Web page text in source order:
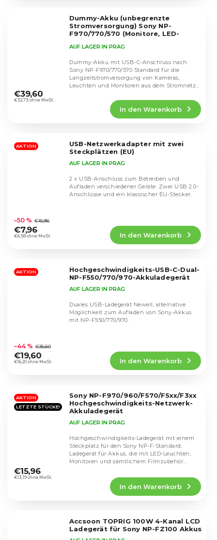
Dummy-Akku (unbegrenzte
Stromversorgung) Sony NP-
F970/770/570 (Monitore, LED-
durchschnittliche
Produktbewertung
Sternen.
AUF LAGER IN PRAG
€32,73 ohne MwSt.
€39,60
In den Warenkorb
Dummy-Akku mit USB-C-Anschluss nach
Sony NP-F970/770/570 Standard für die
Langzeitstromversorgung von Kameras,
Leuchten und Monitoren aus dem Stromnetz.
AKTION
USB-Netzwerkadapter mit zwei
Steckplätzen (EU)
durchschnittliche
Produktbewertung
ist
Sternen.
AUF LAGER IN PRAG
€6,58 ohne MwSt.
–50 % €15,96
€7,96
In den Warenkorb
2 x USB-Anschluss zum Betreiben und
Aufladen verschiedener Geräte. Zwei USB 2.0-
Anschlüsse und ein klassischer EU-Stecker.
AKTION
Hochgeschwindigkeits-USB-C-Dual-
NP-F550/770/970-Akkuladegerät
durchschnittliche
Produktbewertung
ist
Sternen.
AUF LAGER IN PRAG
€16,20 ohne MwSt.
–44 % €35,60
€19,60
In den Warenkorb
Duales USB-Ladegerät Newell, alternative
Möglichkeit zum Aufladen von Sony-Akkus
mit NP-F550/770/970.
AKTION
LETZTE STÜCKE!
Sony NP-F970/960/F570/F5xx/F3xx
Hochgeschwindigkeits-Netzwerk-
Akkuladegerät
durchschnittliche
Produktbewertung
AUF LAGER IN PRAG
€13,19 ohne MwSt.
€15,96
In den Warenkorb
Hochgeschwindigkeits-Ladegerät mit einem
Steckplatz für den Sony NP-F-Standard.
Ladegerät für Akkus, die mit LED-Leuchten,
Monitoren und sämtlichem Filmzubehör
Accsoon TOPRIG 100W 4-Kanal LCD
Ladegerät für Sony NP-FZ100 Akkus